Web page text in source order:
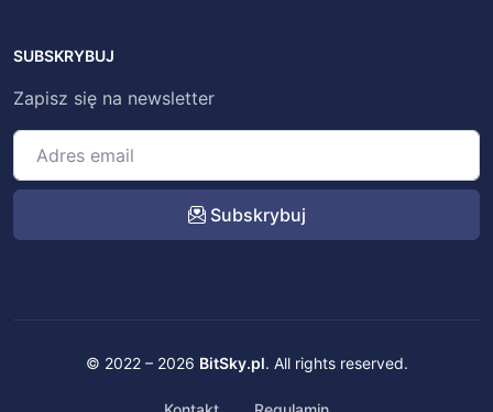
SUBSKRYBUJ
Zapisz się na newsletter
Subskrybuj
© 2022 – 2026 BitSky.pl. All rights reserved.